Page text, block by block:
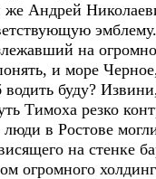
Андрей
на
и море
буду?
Тимоха резко
в Ростове
на стенке
огромного